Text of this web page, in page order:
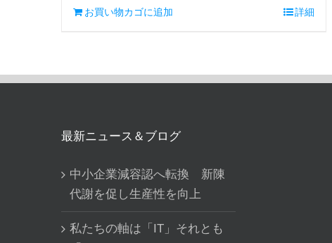
お買い物カゴに追加 詳細
最新ニュース＆ブログ
中小企業減容認へ転換 新陳
代謝を促し生産性を向上
私たちの軸は「IT」それとも